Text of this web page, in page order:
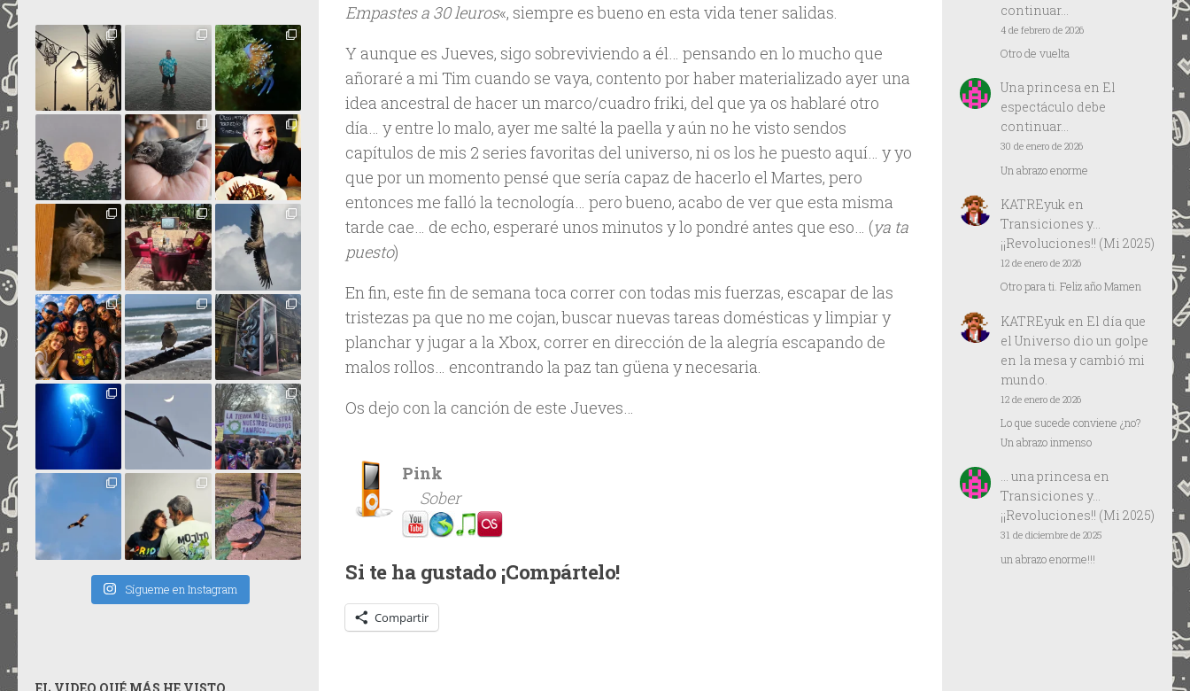
Empastes a 30 leuros«, siempre es bueno en esta vida tener salidas.
Y aunque es Jueves, sigo sobreviviendo a él… pensando en lo mucho que
añoraré a mi Tim cuando se vaya, contento por haber materializado ayer una
idea ancestral de hacer un marco/cuadro friki, del que ya os hablaré otro
día… y entre lo malo, ayer me salté la paella y aún no he visto sendos
capítulos de mis 2 series favoritas del universo, ni os los he puesto aquí… y yo
que por un momento pensé que sería capaz de hacerlo el Martes, pero
entonces me falló la tecnología… pero bueno, acabo de ver que esta misma
tarde cae… de echo, esperaré unos minutos y lo pondré antes que eso… (ya ta
puesto)
En fin, este fin de semana toca correr con todas mis fuerzas, escapar de las
tristezas pa que no me cojan, buscar nuevas tareas domésticas y limpiar y
planchar y jugar a la Xbox, correr en dirección de la alegría escapando de
malos rollos… encontrando la paz tan güena y necesaria.
Os dejo con la canción de este Jueves…
Pink
Sober
Si te ha gustado ¡Compártelo!
Compartir
Sígueme en Instagram
EL VIDEO QUÉ MÁS HE VISTO
continuar…
4 de febrero de 2026
Otro de vuelta
Una princesaen El
espectáculo debe
continuar…
30 de enero de 2026
Un abrazo enorme
KATREyuken
Transiciones y…
¡¡Revoluciones!! (Mi 2025)
12 de enero de 2026
Otro para ti. Feliz año Mamen
KATREyuk en El día que
el Universo dio un golpe
en la mesa y cambió mi
mundo.
12 de enero de 2026
Lo que sucede conviene ¿no?
Un abrazo inmenso
… una princesaen
Transiciones y…
¡¡Revoluciones!! (Mi 2025)
31 de diciembre de 2025
un abrazo enorme!!!